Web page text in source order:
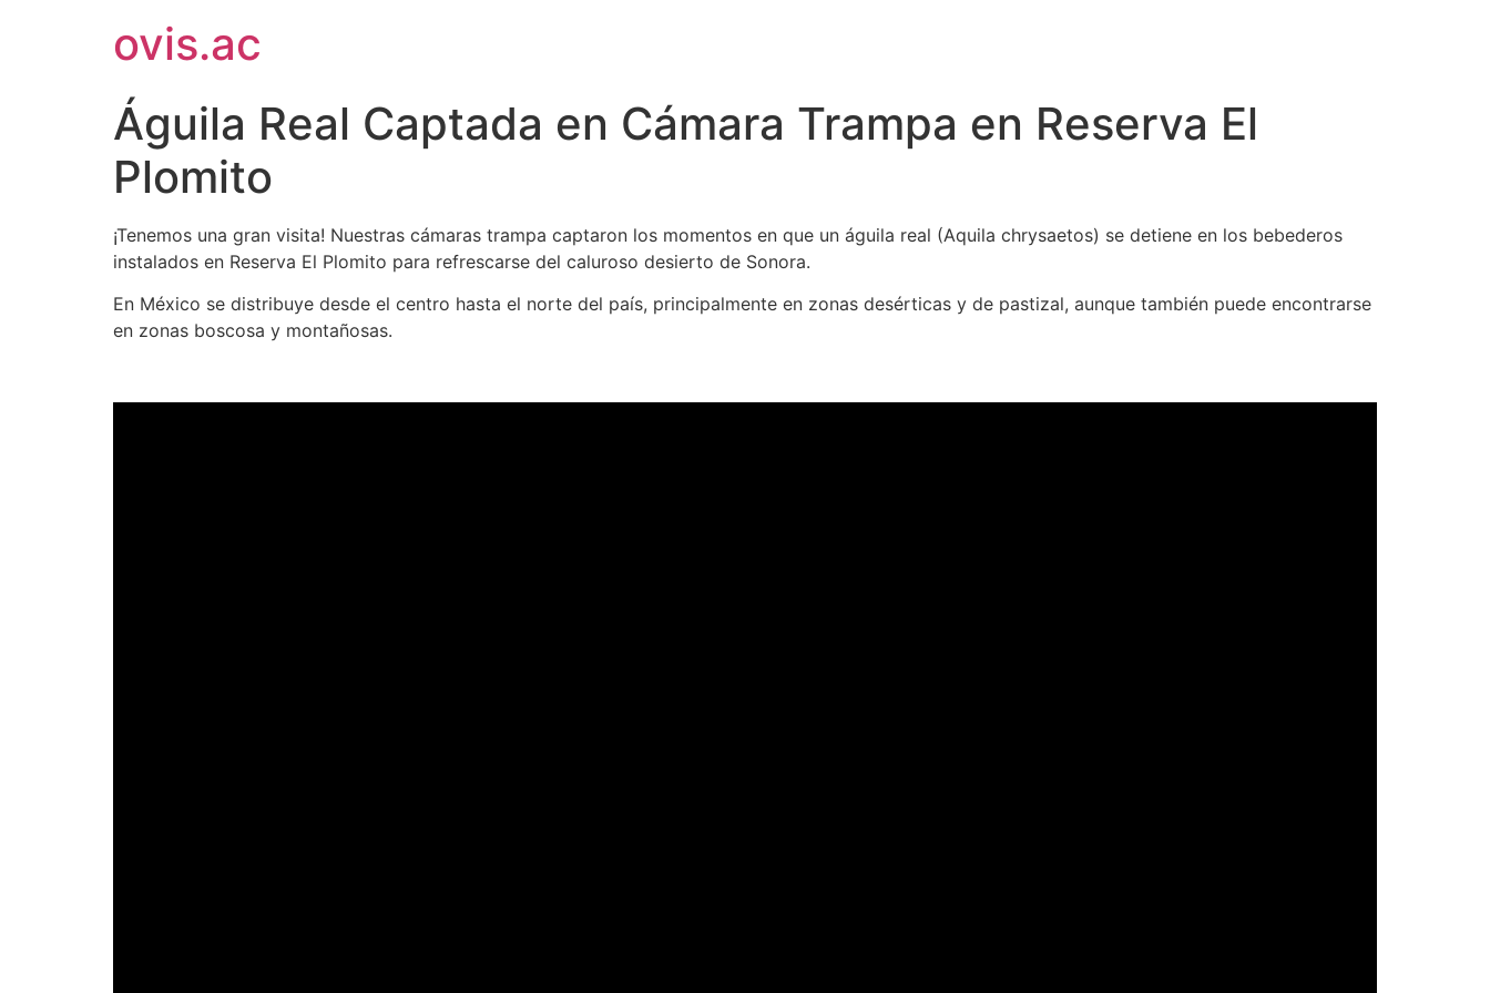
ovis.ac
Águila Real Captada en Cámara Trampa en Reserva El
Plomito
¡Tenemos una gran visita! Nuestras cámaras trampa captaron los momentos en que un águila real (Aquila chrysaetos) se detiene en los bebederos
instalados en Reserva El Plomito para refrescarse del caluroso desierto de Sonora.
En México se distribuye desde el centro hasta el norte del país, principalmente en zonas desérticas y de pastizal, aunque también puede encontrarse
en zonas boscosa y montañosas.